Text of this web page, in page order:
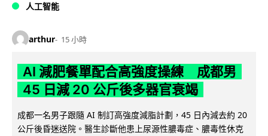
人工智能
arthur 15 小時
AI 減肥餐單配合高強度操練 成都男
45 日減 20 公斤後多器官衰竭
成都一名男子跟隨 AI 制訂高強度減脂計劃，45 日內減去約 20
公斤後昏迷送院。醫生診斷他患上尿源性膿毒症、膿毒性休克